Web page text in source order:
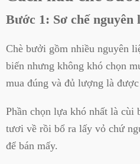
Bước 1: Sơ chế nguyên
Chè bưởi gồm nhiều nguyên
biến nhưng không khó chọn
mua đúng và đủ lượng là được
Phần chọn lựa khó nhất là cùi
tươi về rồi bổ ra lấy vỏ chứ
để bán mấy.